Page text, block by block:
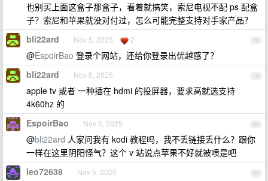
也别买上面这盒子那盒子，看着就搞笑，索尼电视不配 ps 配盒
子？索尼和苹果就没对付过，怎么可能完整支持对手家产品？
78
bli22ard Nov 5, 2025 2
@EspoirBao 登录个网站，还给你登录出优越感了？
79
bli22ard Nov 5, 2025
apple tv 或者 一种插在 hdmi 的投屏器，要求高就选支持
4k60hz 的
80
EspoirBao Nov 5, 2025
@bli22ard 人家问我有 kodi 教程吗，我不丢链接丢什么？跟你
一样在这里阴阳怪气？这个 v 站说点苹果不好就被喷是吧
81
leo72638 Nov 5, 2025